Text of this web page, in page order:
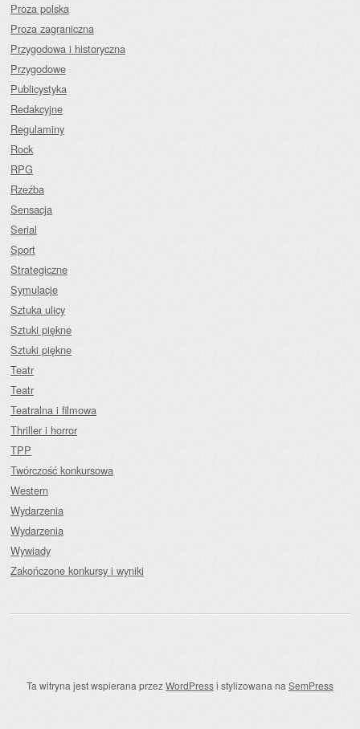
Proza polska
Proza zagraniczna
Przygodowa i historyczna
Przygodowe
Publicystyka
Redakcyjne
Regulaminy
Rock
RPG
Rzeźba
Sensacja
Serial
Sport
Strategiczne
Symulacje
Sztuka ulicy
Sztuki piękne
Sztuki piękne
Teatr
Teatr
Teatralna i filmowa
Thriller i horror
TPP
Twórczość konkursowa
Western
Wydarzenia
Wydarzenia
Wywiady
Zakończone konkursy i wyniki
Ta witryna jest wspierana przezWordPressi stylizowana na SemPress